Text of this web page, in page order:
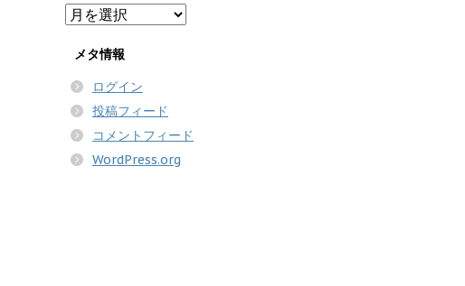
ア
ー
カ
ブ
メタ情報
ログイン
投稿フィード
コメントフィード
WordPress.org